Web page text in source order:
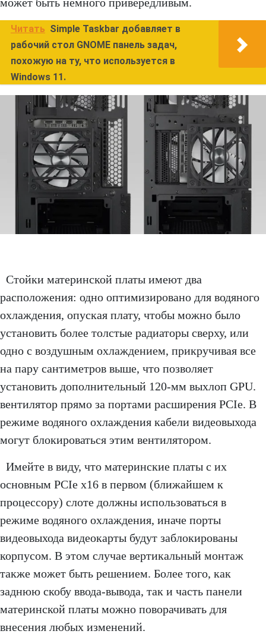
Читать Simple Taskbar добавляет в
рабочий стол GNOME панель задач,
похожую на ту, что используется в
Windows 11.
Стойки материнской платы имеют два
расположения: одно оптимизировано для водяного
охлаждения, опуская плату, чтобы можно было
установить более толстые радиаторы сверху, или
одно с воздушным охлаждением, прикручивая все
на пару сантиметров выше, что позволяет
установить дополнительный 120-мм выхлоп GPU.
вентилятор прямо за портами расширения PCIe. В
режиме водяного охлаждения кабели видеовыхода
могут блокироваться этим вентилятором.
Имейте в виду, что материнские платы с их
основным PCIe x16 в первом (ближайшем к
процессору) слоте должны использоваться в
режиме водяного охлаждения, иначе порты
видеовыхода видеокарты будут заблокированы
корпусом. В этом случае вертикальный монтаж
также может быть решением. Более того, как
заднюю скобу ввода-вывода, так и часть панели
материнской платы можно поворачивать для
внесения любых изменений.